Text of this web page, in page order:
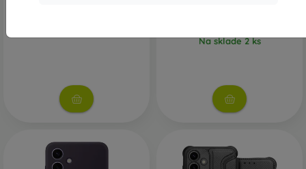
Na sklade 2 ks